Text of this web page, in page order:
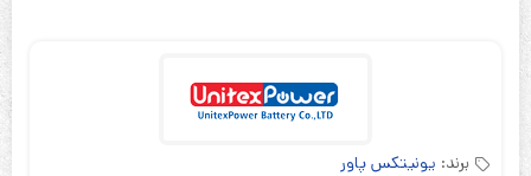
برند: یونیتکس پاور